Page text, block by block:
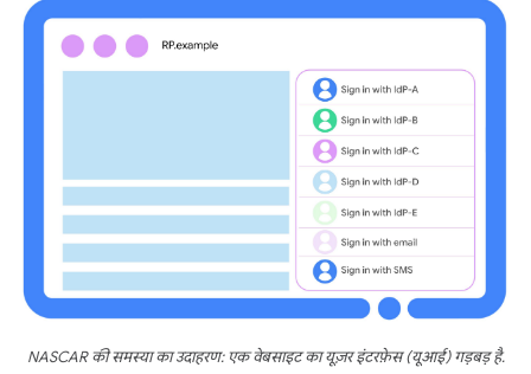
NASCAR की समस्या का उदाहरण: एक वेबसाइट का यूज़र इंटरफ़ेस (यूआई) गड़बड़ है.